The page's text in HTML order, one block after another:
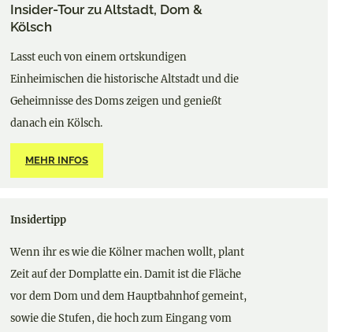
Insider-Tour zu Altstadt, Dom &
Kölsch
Lasst euch von einem ortskundigen
Einheimischen die historische Altstadt und die
Geheimnisse des Doms zeigen und genießt
danach ein Kölsch.
MEHR INFOS
Insidertipp
Wenn ihr es wie die Kölner machen wollt, plant
Zeit auf der Domplatte ein. Damit ist die Fläche
vor dem Dom und dem Hauptbahnhof gemeint,
sowie die Stufen, die hoch zum Eingang vom